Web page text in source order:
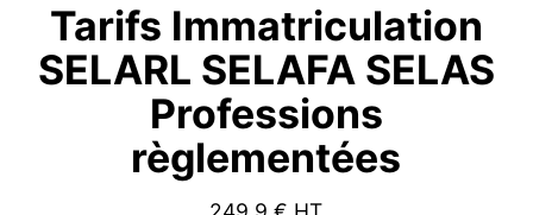
Tarifs Immatriculation
SELARL SELAFA SELAS
Professions
règlementées